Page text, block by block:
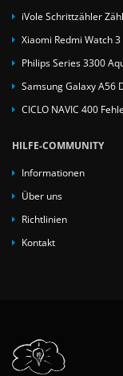
iVole Schrittzähler
Xiaomi Redmi Watch
Philips Series 3300
Samsung Galaxy A56
CICLO NAVIC 400
HILFE-COMMUNITY
Informationen
Über uns
Richtlinien
Kontakt